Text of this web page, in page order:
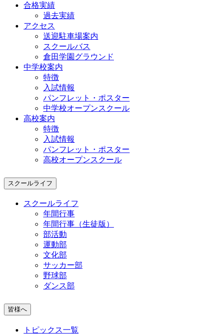
合格実績
過去実績
アクセス
送迎駐車場案内
スクールバス
倉田学園グラウンド
中学校案内
特徴
入試情報
パンフレット・ポスター
中学校オープンスクール
高校案内
特徴
入試情報
パンフレット・ポスター
高校オープンスクール
スクールライフ
スクールライフ
年間行事
年間行事（生徒版）
部活動
運動部
文化部
サッカー部
野球部
ダンス部
皆様へ
トピックス一覧